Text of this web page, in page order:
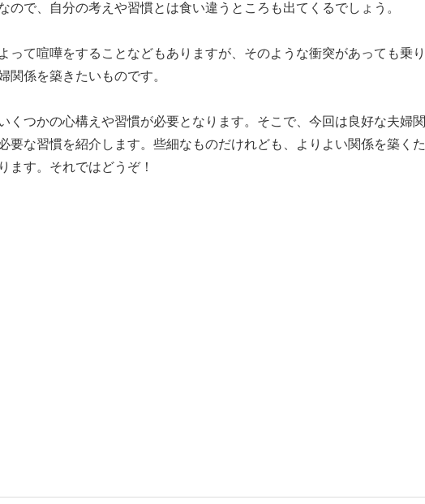
ので、自分の考えや習慣とは食い違うところも出てくるでしょう。
って喧嘩をすることなどもありますが、そのような衝突があっても乗り
関係を築きたいものです。
くつかの心構えや習慣が必要となります。そこで、今回は良好な夫婦関
要な習慣を紹介します。些細なものだけれども、よりよい関係を築くた
ます。それではどうぞ！